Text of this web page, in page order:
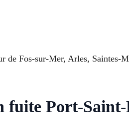
Fos-sur-Mer, Arles, Saintes-
fuite Port-